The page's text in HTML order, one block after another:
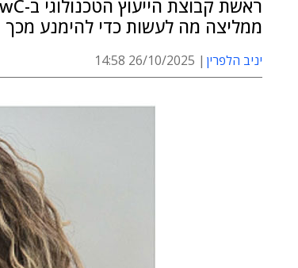
ממליצה מה לעשות כדי להימנע מכך
יניב הלפרין 26/10/2025 14:58